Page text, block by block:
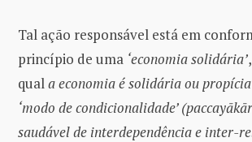
Tal ação responsável está em
princípio de uma ‘economia solidária’
qual a economia é solidária ou
‘modo de condicionalidade’
saudável de interdependência e inter-